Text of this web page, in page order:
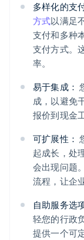
多样化的支
方式以满足
支付和多种
支付方式。
率。
易于集成：
成，以避免
报价到现金
可扩展性：
起成长，处
会出现问题
流程，让企
自助服务选
轻您的行政
提供一个可